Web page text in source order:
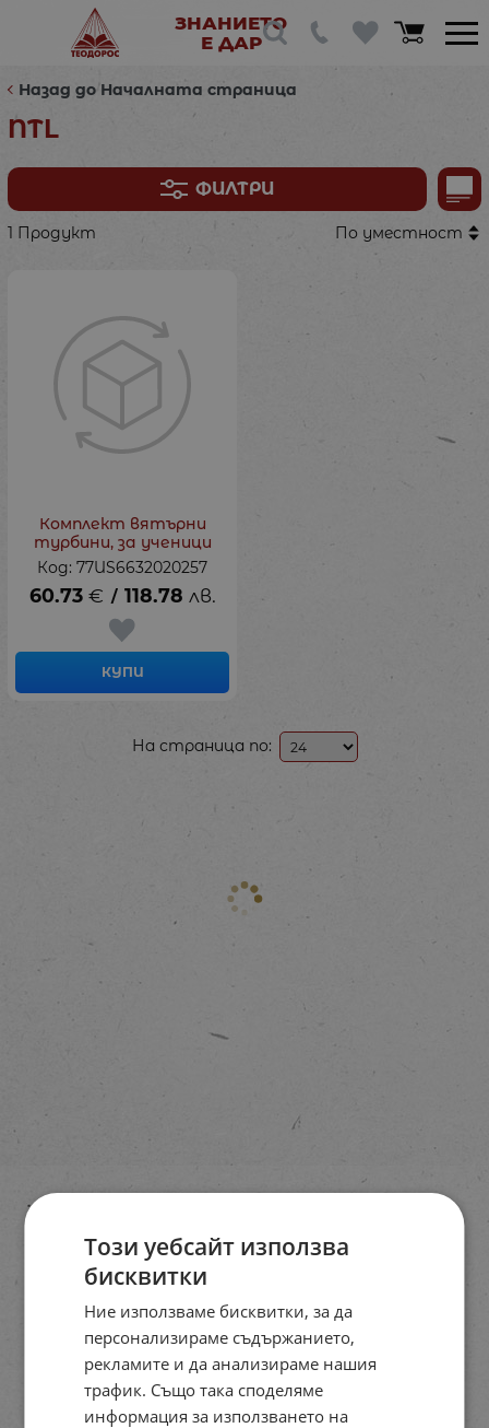
ЗНАНИЕТО
Е ДАР
Назад до Началната страница
NTL
ФИЛТРИ
1 Продукт По уместност
Комплект вятърни
турбини, за ученици
Код: 77US6632020257
60.73 € / 118.78 лв.
КУПИ
На страница по:
Този уебсайт използва
бисквитки
Ние използваме бисквитки, за да
персонализираме съдържанието,
рекламите и да анализираме нашия
трафик. Също така споделяме
информация за използването на